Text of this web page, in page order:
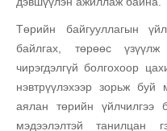
Төрийн байгууллагын
байлгах, төрөөс үзүүлж
чирэгдэлгүй болгохоор
нэвтрүүлэхээр зорьж
аялан төрийн үйлчилгээ
мэдээлэлтэй танилцан